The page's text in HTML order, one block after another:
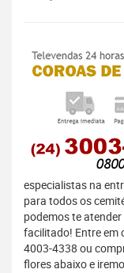
especialistas na
para todos os
podemos te
facilitado! Entre em
4003-4338 ou
flores abaixo e